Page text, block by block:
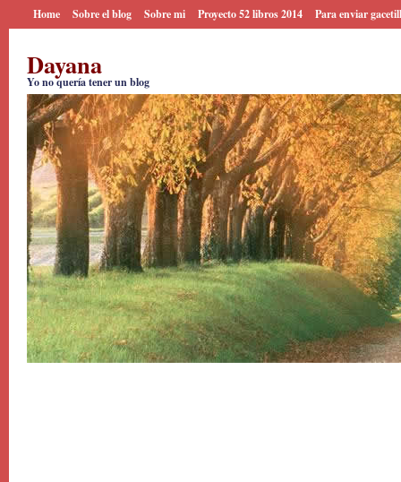
Home Sobre el blog Sobre mi Proyecto 52 libros 2014 Para enviar
Dayana
Yo no quería tener un blog